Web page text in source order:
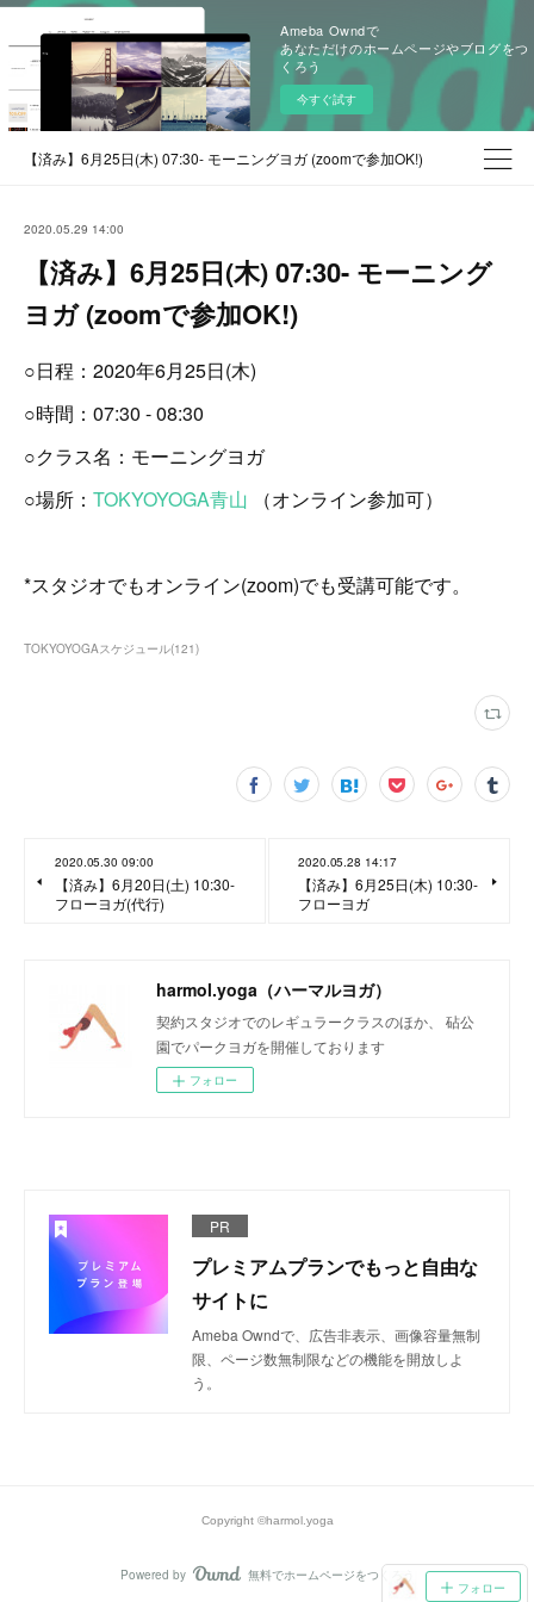
Ameba Owndで
あなただけのホームページやブログをつ
くろう
今すぐ試す
【済み】6月25日(木) 07:30- モーニングヨガ (zoomで参加OK!)
2020.05.29 14:00
【済み】6月25日(木) 07:30- モーニング
ヨガ (zoomで参加OK!)
○日程：2020年6月25日(木)
○時間：07:30 - 08:30
○クラス名：モーニングヨガ
○場所： TOKYOYOGA青山 （オンライン参加可）
*スタジオでもオンライン(zoom)でも受講可能です。
TOKYOYOGAスケジュール(121)
2020.05.30 09:00
【済み】6月20日(土) 10:30-
フローヨガ(代行)
2020.05.28 14:17
【済み】6月25日(木) 10:30-
フローヨガ
harmol.yoga（ハーマルヨガ）
契約スタジオでのレギュラークラスのほか、 砧公
園でパークヨガを開催しております
フォロー
PR
プレミアムプランでもっと自由な
サイトに
Ameba Owndで、広告非表示、画像容量無制
限、ページ数無制限などの機能を開放しよ
う。
フォロー
Copyright ©︎harmol.yoga
Powered by AmebaOwnd
無料でホームページをつくろう